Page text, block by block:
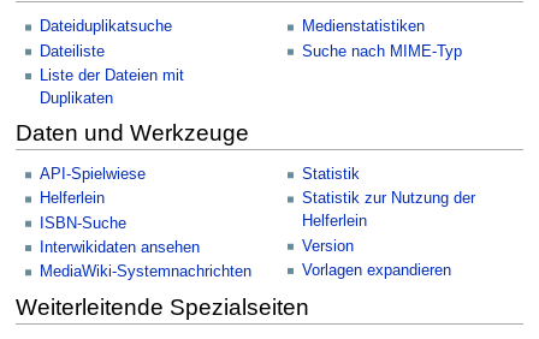
Dateiduplikatsuche
Dateiliste
Liste der Dateien mit
Duplikaten
Medienstatistiken
Suche nach MIME-Typ
Daten und Werkzeuge
API-Spielwiese
Helferlein
ISBN-Suche
Interwikidaten ansehen
MediaWiki-Systemnachrichten
Statistik
Statistik zur Nutzung der
Helferlein
Version
Vorlagen expandieren
Weiterleitende Spezialseiten